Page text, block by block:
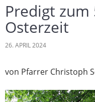
Predigt zum
Osterzeit
26. APRIL 2024
von Pfarrer Christoph